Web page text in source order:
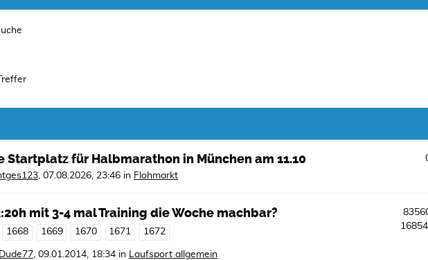
Startplatz für Halbmarathon in München am 11.10
, 07.08.2026, 23:46 in Flohmarkt
mit 3-4 mal Training die Woche machbar?
1668 1669 1670 1671 1672
Dude77 09.01.2014, 18:34 in Laufsport allgemein